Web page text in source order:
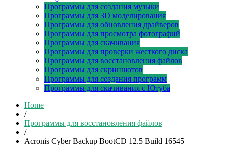
Программы для создания музыки
Программы для 3D моделирования
Программы для обновления драйверов
Программы для просмотра фотографий
Программы для скачивания
Программы для проверки жесткого диска
Программы для восстановления файлов
Программы для скриншотов
Программы для создания программ
Программы для скачивания с Ютуба
Home
/
Программы для восстановления файлов
/
Acronis Cyber Backup BootCD 12.5 Build 16545